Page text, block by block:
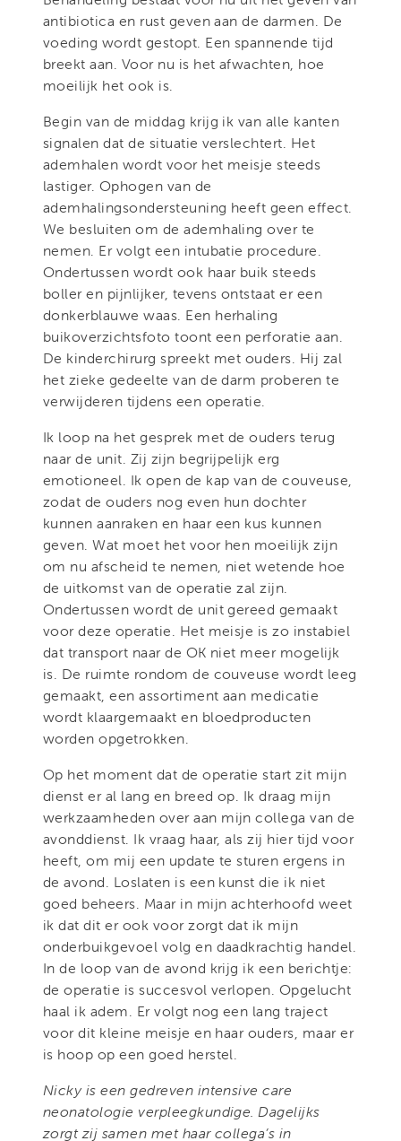
antibiotica en rust geven aan de darmen. De
voeding wordt gestopt. Een spannende tijd
breekt aan. Voor nu is het afwachten, hoe
moeilijk het ook is.
Begin van de middag krijg ik van alle kanten
signalen dat de situatie verslechtert. Het
ademhalen wordt voor het meisje steeds
lastiger. Ophogen van de
ademhalingsondersteuning heeft geen effect.
We besluiten om de ademhaling over te
nemen. Er volgt een intubatie procedure.
Ondertussen wordt ook haar buik steeds
boller en pijnlijker, tevens ontstaat er een
donkerblauwe waas. Een herhaling
buikoverzichtsfoto toont een perforatie aan.
De kinderchirurg spreekt met ouders. Hij zal
het zieke gedeelte van de darm proberen te
verwijderen tijdens een operatie.
Ik loop na het gesprek met de ouders terug
naar de unit. Zij zijn begrijpelijk erg
emotioneel. Ik open de kap van de couveuse,
zodat de ouders nog even hun dochter
kunnen aanraken en haar een kus kunnen
geven. Wat moet het voor hen moeilijk zijn
om nu afscheid te nemen, niet wetende hoe
de uitkomst van de operatie zal zijn.
Ondertussen wordt de unit gereed gemaakt
voor deze operatie. Het meisje is zo instabiel
dat transport naar de OK niet meer mogelijk
is. De ruimte rondom de couveuse wordt leeg
gemaakt, een assortiment aan medicatie
wordt klaargemaakt en bloedproducten
worden opgetrokken.
Op het moment dat de operatie start zit mijn
dienst er al lang en breed op. Ik draag mijn
werkzaamheden over aan mijn collega van de
avonddienst. Ik vraag haar, als zij hier tijd voor
heeft, om mij een update te sturen ergens in
de avond. Loslaten is een kunst die ik niet
goed beheers. Maar in mijn achterhoofd weet
ik dat dit er ook voor zorgt dat ik mijn
onderbuikgevoel volg en daadkrachtig handel.
In de loop van de avond krijg ik een berichtje:
de operatie is succesvol verlopen. Opgelucht
haal ik adem. Er volgt nog een lang traject
voor dit kleine meisje en haar ouders, maar er
is hoop op een goed herstel.
Nicky is een gedreven intensive care
neonatologie verpleegkundige. Dagelijks
zorgt zij samen met haar collega’s in